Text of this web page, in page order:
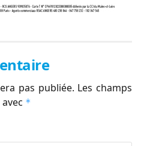
pas publiée. Les champs
*